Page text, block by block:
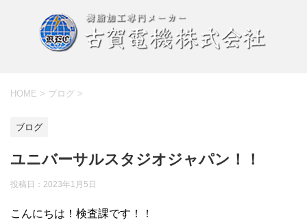
HOME > ブログ >
ブログ
ユニバーサルスタジオジャパン！！
投稿日： 2023年1月5日
こんにちは！検査課です！！